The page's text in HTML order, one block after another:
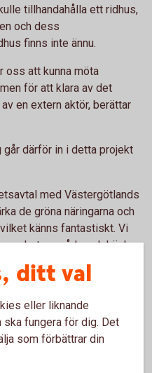
tillhandahålla ett ridhus,
och dess
finns inte ännu.
oss att kunna möta
för att klara av det
en extern aktör, berättar
därför in i detta projekt
med Västergötlands
de gröna näringarna och
känns fantastiskt. Vi
och här har
Genom att vi går in med 6
en satsning
i
ser fram emot ett fortsatt
ditt val
eller liknande
fungera för dig. Det
som förbättrar din